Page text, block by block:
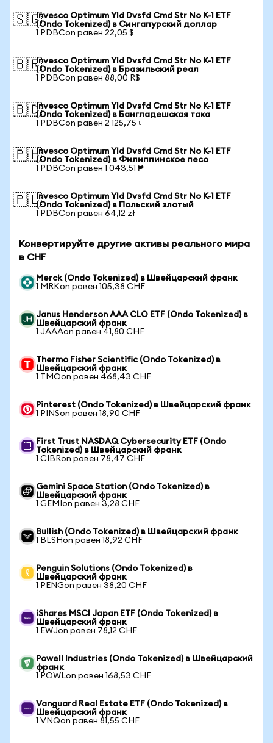
🇸🇬Invesco Optimum Yld Dvsfd Cmd Str No K-1 ETF
(Ondo Tokenized) в Сингапурский доллар
1 PDBCon равен 22,05 $
🇧🇷Invesco Optimum Yld Dvsfd Cmd Str No K-1 ETF
(Ondo Tokenized) в Бразильский реал
1 PDBCon равен 88,00 R$
🇧🇩Invesco Optimum Yld Dvsfd Cmd Str No K-1 ETF
(Ondo Tokenized) в Бангладешская така
1 PDBCon равен 2 125,75 ৳
🇵🇭Invesco Optimum Yld Dvsfd Cmd Str No K-1 ETF
(Ondo Tokenized) в Филиппинское песо
1 PDBCon равен 1 043,51 ₱
🇵🇱Invesco Optimum Yld Dvsfd Cmd Str No K-1 ETF
(Ondo Tokenized) в Польский злотый
1 PDBCon равен 64,12 zł
Конвертируйте другие активы реального мира
в CHF
Merck (Ondo Tokenized) в Швейцарский франк
1 MRKon равен 105,38 CHF
Janus Henderson AAA CLO ETF (Ondo Tokenized) в
Швейцарский франк
1 JAAAon равен 41,80 CHF
Thermo Fisher Scientific (Ondo Tokenized) в
Швейцарский франк
1 TMOon равен 468,43 CHF
Pinterest (Ondo Tokenized) в Швейцарский франк
1 PINSon равен 18,90 CHF
First Trust NASDAQ Cybersecurity ETF (Ondo
Tokenized) в Швейцарский франк
1 CIBRon равен 78,47 CHF
Gemini Space Station (Ondo Tokenized) в
Швейцарский франк
1 GEMIon равен 3,28 CHF
Bullish (Ondo Tokenized) в Швейцарский франк
1 BLSHon равен 18,92 CHF
Penguin Solutions (Ondo Tokenized) в
Швейцарский франк
1 PENGon равен 38,20 CHF
iShares MSCI Japan ETF (Ondo Tokenized) в
Швейцарский франк
1 EWJon равен 78,12 CHF
Powell Industries (Ondo Tokenized) в Швейцарский
франк
1 POWLon равен 168,53 CHF
Vanguard Real Estate ETF (Ondo Tokenized) в
Швейцарский франк
1 VNQon равен 81,55 CHF